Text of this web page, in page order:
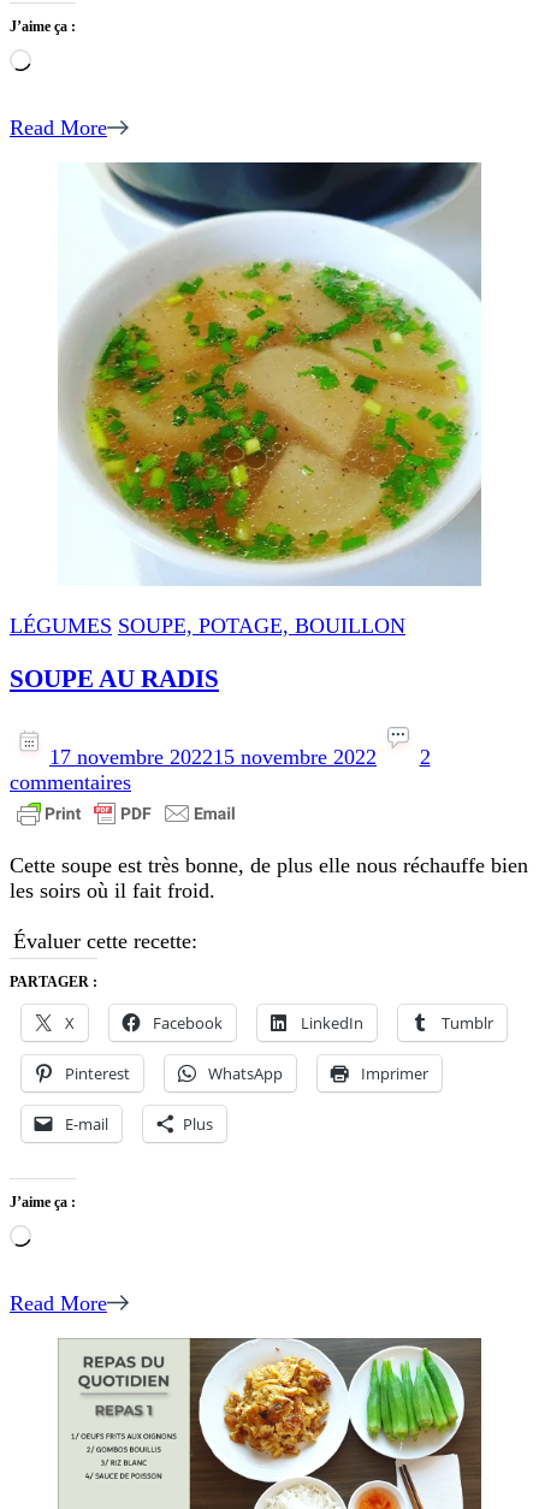
J’aime ça :
Chargement…
Read More
LÉGUMES SOUPE, POTAGE, BOUILLON
SOUPE AU RADIS
17 novembre 202215 novembre 2022
2
commentairessur
SOUPE
RADIS
Cette soupe est très bonne, de plus elle nous réchauffe bien
les soirs où il fait froid.
Évaluer cette recette:
PARTAGER :
X Facebook LinkedIn Tumblr
Pinterest WhatsApp Imprimer
E-mail Plus
J’aime ça :
Chargement…
Read More